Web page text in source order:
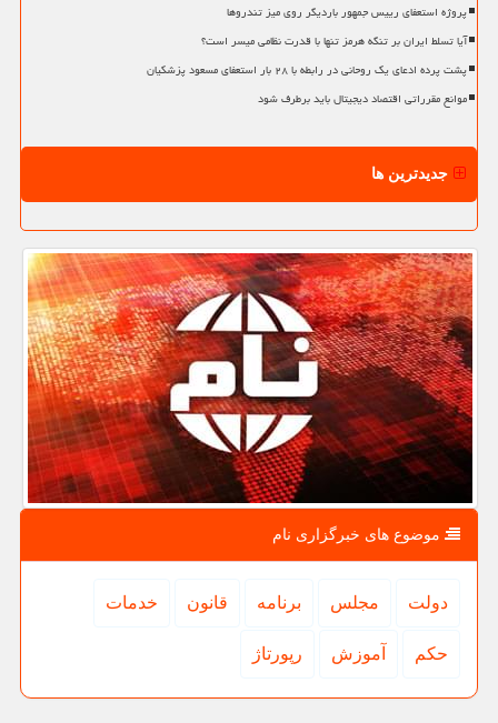
پروژه استعفای رییس جمهور باردیگر روی میز تندروها
آیا تسلط ایران بر تنگه هرمز تنها با قدرت نظامی میسر است؟
پشت پرده ادعای یک روحانی در رابطه با ۲۸ بار استعفای مسعود پزشکیان
موانع مقرراتی اقتصاد دیجیتال باید برطرف شود
جدیدترین ها
موضوع های خبرگزاری نام
دولت مجلس برنامه قانون خدمات
حكم آموزش رپورتاژ